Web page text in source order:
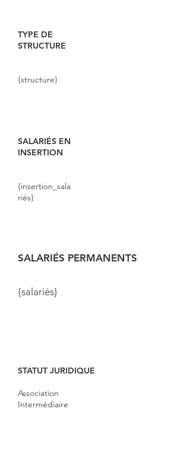
TYPE DE
STRUCTURE
{structure}
SALARIÉS EN
INSERTION
{insertion_sala
riés}
SALARIÉS PERMANENTS
{salariés}
STATUT JURIDIQUE
Association
Intermédiaire